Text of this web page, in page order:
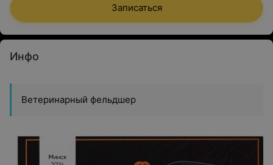
Записаться
Инфо
Ветеринарный фельдшер